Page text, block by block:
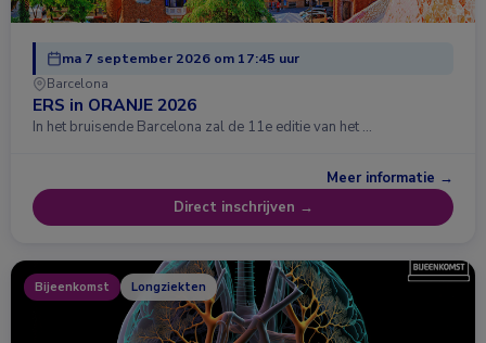
ma 7 september 2026 om 17:45 uur
Barcelona
ERS in ORANJE 2026
In het bruisende Barcelona zal de 11e editie van het …
Meer informatie →
Direct inschrijven →
Bijeenkomst Longziekten